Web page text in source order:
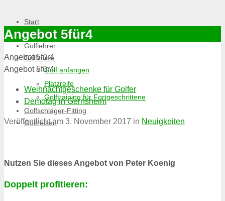
Start
Online-Buchung
Golflehrer
Golfkurse
Golf anfangen
Platzreife
Golftraining für Fortgeschrittene
Golfschläger-Fitting
Golfreisen
Angebot 5für4
Angebot 5für4
Angebot 5für4
Weihnachtgeschenke für Golfer
Demotag in Gernsheim
Veröffentlicht am 3. November 2017 in Neuigkeiten
Nutzen Sie dieses Angebot von Peter Koenig
Doppelt profitieren: